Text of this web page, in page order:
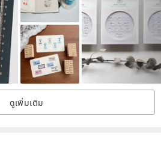
the residual pigment of the printing
normal and does not affect the use of
ดูเพิ่มเติม